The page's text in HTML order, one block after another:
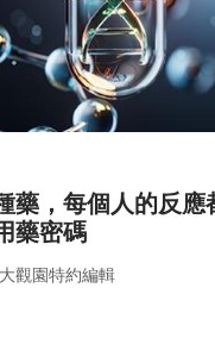
藥，每個人的反
藥密碼
觀園特約編輯